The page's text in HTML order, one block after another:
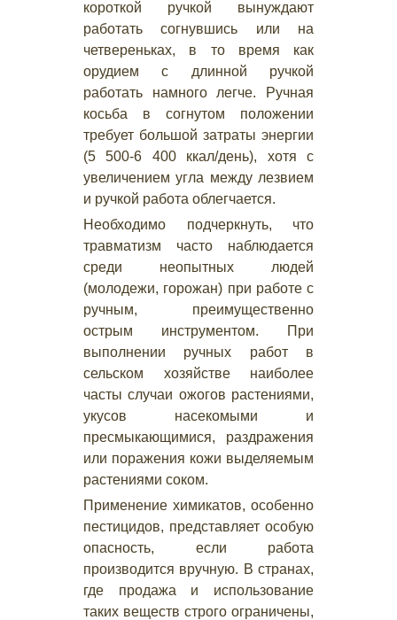
короткой ручкой вынуждают
работать согнувшись или на
четвереньках, в то время как
орудием с длинной ручкой
работать намного легче. Ручная
косьба в согнутом положении
требует большой затраты энергии
(5 500-6 400 ккал/день), хотя с
увеличением угла между лезвием
и ручкой работа облегчается.
Необходимо подчеркнуть, что
травматизм часто наблюдается
среди неопытных людей
(молодежи, горожан) при работе с
ручным, преимущественно
острым инструментом. При
выполнении ручных работ в
сельском хозяйстве наиболее
часты случаи ожогов растениями,
укусов насекомыми и
пресмыкающимися, раздражения
или поражения кожи выделяемым
растениями соком.
Применение химикатов, особенно
пестицидов, представляет особую
опасность, если работа
производится вручную. В странах,
где продажа и использование
таких веществ строго ограничены,